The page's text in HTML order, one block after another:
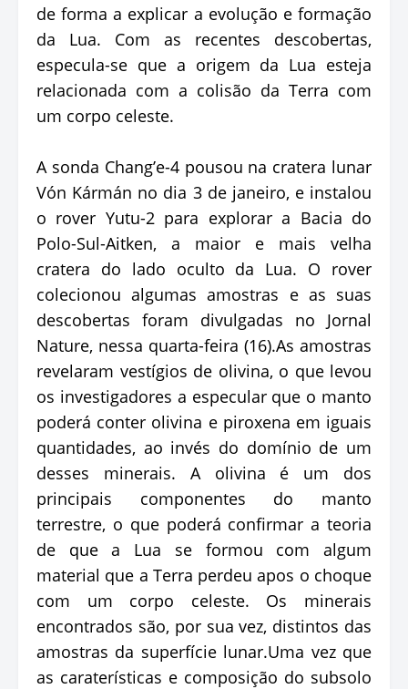
de forma a explicar a evolução e formação
da Lua. Com as recentes descobertas,
especula-se que a origem da Lua esteja
relacionada com a colisão da Terra com
um corpo celeste.
A sonda Chang’e-4 pousou na cratera lunar
Vón Kármán no dia 3 de janeiro, e instalou
o rover Yutu-2 para explorar a Bacia do
Polo-Sul-Aitken, a maior e mais velha
cratera do lado oculto da Lua. O rover
colecionou algumas amostras e as suas
descobertas foram divulgadas no Jornal
Nature, nessa quarta-feira (16).As amostras
revelaram vestígios de olivina, o que levou
os investigadores a especular que o manto
poderá conter olivina e piroxena em iguais
quantidades, ao invés do domínio de um
desses minerais. A olivina é um dos
principais componentes do manto
terrestre, o que poderá confirmar a teoria
de que a Lua se formou com algum
material que a Terra perdeu apos o choque
com um corpo celeste. Os minerais
encontrados são, por sua vez, distintos das
amostras da superfície lunar.Uma vez que
as caraterísticas e composição do subsolo